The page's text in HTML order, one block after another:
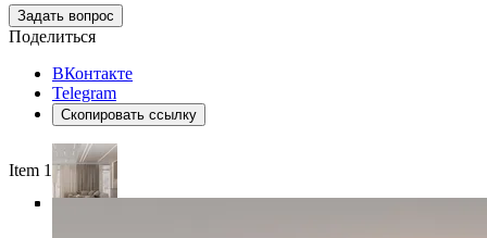
Задать вопрос
Поделиться
ВКонтакте
Telegram
Скопировать ссылку
Item 1 of 5